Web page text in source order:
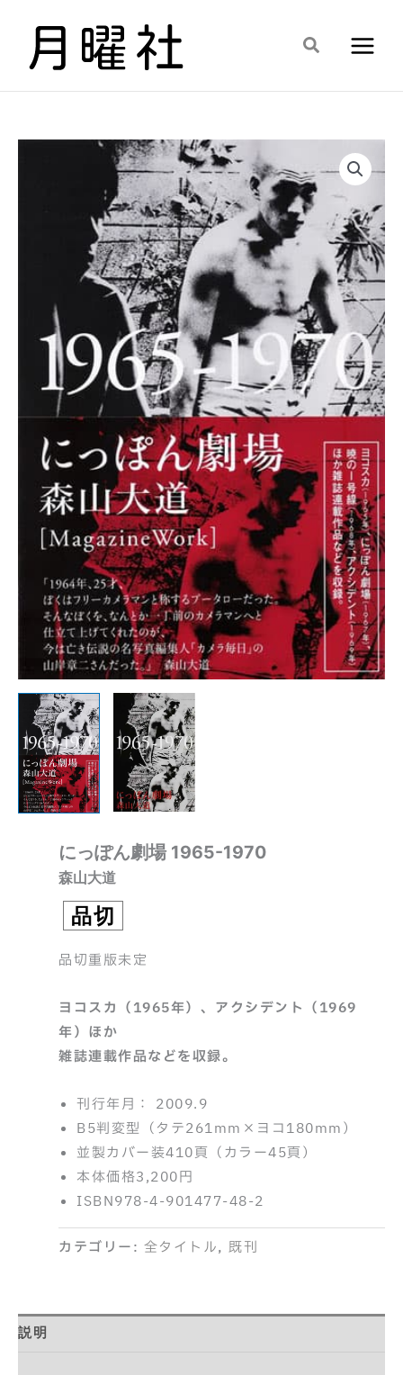
検
にっぽん劇場 1965-1970
森山大道
品切
品切重版未定
ヨコスカ（1965年）、アクシデント（1969
年）ほか
雑誌連載作品などを収録。
刊行年月： 2009.9
B5判変型（タテ261mm×ヨコ180mm）
並製カバー装410頁（カラー45頁）
本体価格3,200円
ISBN978-4-901477-48-2
カテゴリー: 全タイトル, 既刊
説明